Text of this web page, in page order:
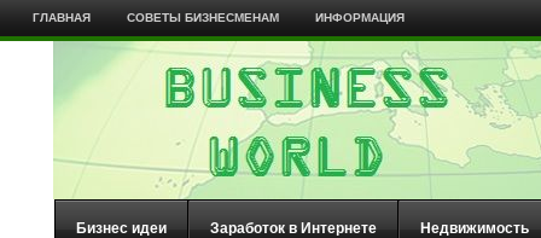
ГЛАВНАЯ СОВЕТЫ БИЗНЕСМЕНАМ ИНФОРМАЦИЯ
Бизнес идеи Заработок в Интернете Недвижимость